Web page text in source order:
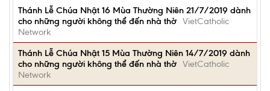
Thánh Lễ Chúa Nhật 16 Mùa Thường Niên 21/7/2019 dành
cho những người không thể đến nhà thờ VietCatholic
Network
Thánh Lễ Chúa Nhật 15 Mùa Thường Niên 14/7/2019 dành
cho những người không thể đến nhà thờ VietCatholic
Network